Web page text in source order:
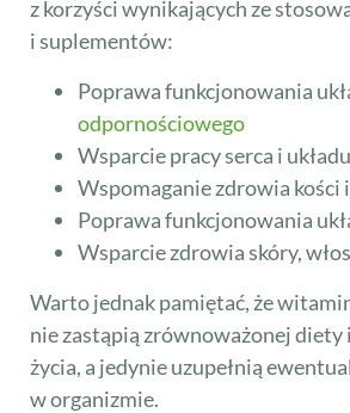
z korzyści wynikających ze
i suplementów:
Poprawa funkcjonowania
odpornościowego
Wsparcie pracy serca i
Wspomaganie zdrowia kości
Poprawa funkcjonowania
Wsparcie zdrowia skóry,
Warto jednak pamiętać, że
nie zastąpią zrównoważonej diety
życia, a jedynie uzupełnią
w organizmie.